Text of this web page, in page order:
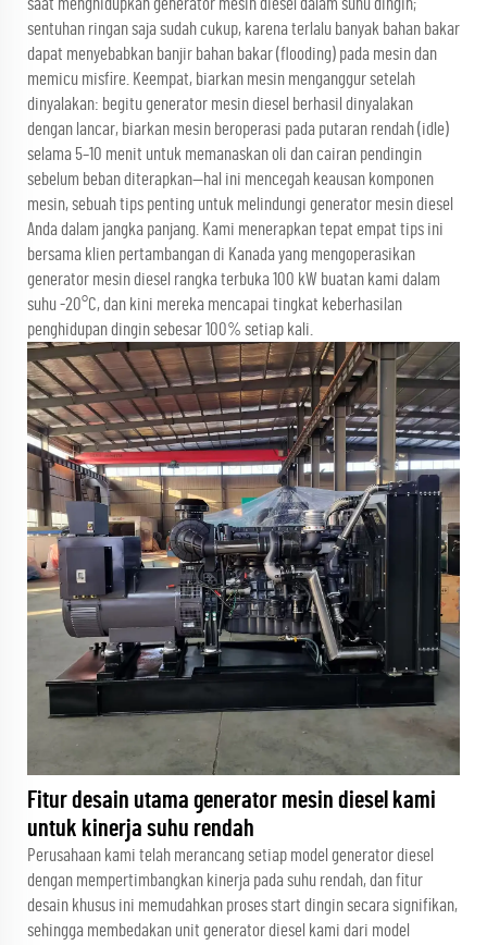
saat menghidupkan generator mesin diesel dalam suhu dingin;
sentuhan ringan saja sudah cukup, karena terlalu banyak bahan bakar
dapat menyebabkan banjir bahan bakar (flooding) pada mesin dan
memicu misfire. Keempat, biarkan mesin menganggur setelah
dinyalakan: begitu generator mesin diesel berhasil dinyalakan
dengan lancar, biarkan mesin beroperasi pada putaran rendah (idle)
selama 5–10 menit untuk memanaskan oli dan cairan pendingin
sebelum beban diterapkan—hal ini mencegah keausan komponen
mesin, sebuah tips penting untuk melindungi generator mesin diesel
Anda dalam jangka panjang. Kami menerapkan tepat empat tips ini
bersama klien pertambangan di Kanada yang mengoperasikan
generator mesin diesel rangka terbuka 100 kW buatan kami dalam
suhu -20°C, dan kini mereka mencapai tingkat keberhasilan
penghidupan dingin sebesar 100% setiap kali.
Fitur desain utama generator mesin diesel kami
untuk kinerja suhu rendah
Perusahaan kami telah merancang setiap model generator diesel
dengan mempertimbangkan kinerja pada suhu rendah, dan fitur
desain khusus ini memudahkan proses start dingin secara signifikan,
sehingga membedakan unit generator diesel kami dari model